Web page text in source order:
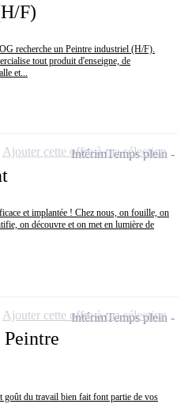
F)
recherche un Peintre industriel (H/F).
tout produit d'enseigne, de
et...
et implantée ! Chez nous, on fouille, on
on découvre et on met en lumière de
IntérimTemps plein
Ajouter cette offre à ma sélection
du travail bien fait font partie de vos
IntérimTemps plein
Ajouter cette offre à ma sélection